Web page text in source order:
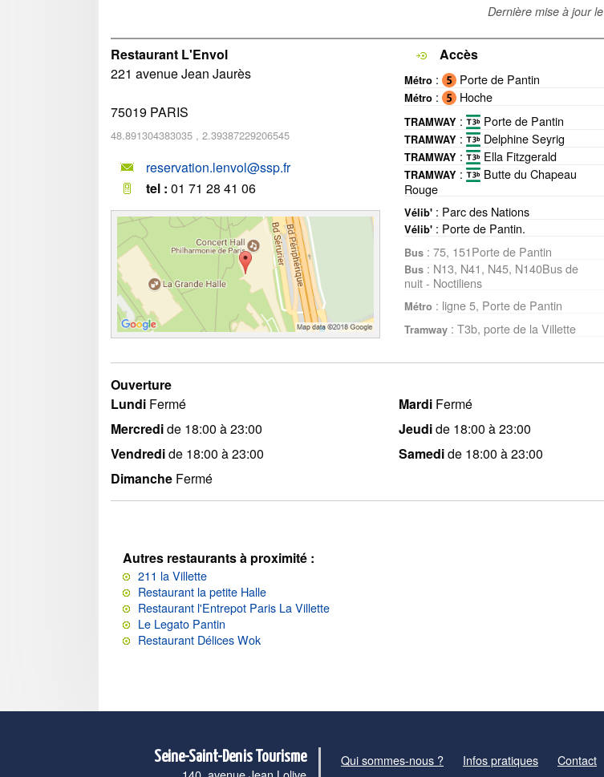
Dernière mise à jour le
Restaurant L'Envol
221 avenue Jean Jaurès
75019 PARIS
48.891304383035 , 2.39387229206545
reservation.lenvol@ssp.fr
tel : 01 71 28 41 06
Accès
Métro : Porte de Pantin
Métro : Hoche
TRAMWAY : Porte de Pantin
TRAMWAY : Delphine Seyrig
TRAMWAY : Ella Fitzgerald
TRAMWAY :
Butte du Chapeau
Rouge
Vélib' : Parc des Nations
Vélib' : Porte de Pantin.
Bus : 75, 151Porte de Pantin
Bus : N13, N41, N45, N140Bus de
nuit - Noctiliens
Métro : ligne 5, Porte de Pantin
Tramway : T3b, porte de la Villette
Ouverture
Lundi Fermé MardiFermé
Mercredide 18:00 à 23:00 Jeudide 18:00 à 23:00
Vendredide 18:00 à 23:00 Samedide 18:00 à 23:00
Dimanche Fermé
Autres restaurants à proximité :
211 la Villette
Restaurant la petite Halle
Restaurant l'Entrepot Paris La Villette
Le Legato Pantin
Restaurant Délices Wok
Seine-Saint-Denis Tourisme Qui sommes-nous ? Infos pratiques Contact